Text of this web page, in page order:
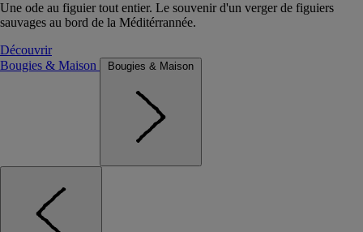
Une ode au figuier tout entier. Le souvenir d'un verger de figuiers
sauvages au bord de la Méditérrannée.
Découvrir
Bougies & Maison
Bougies & Maison